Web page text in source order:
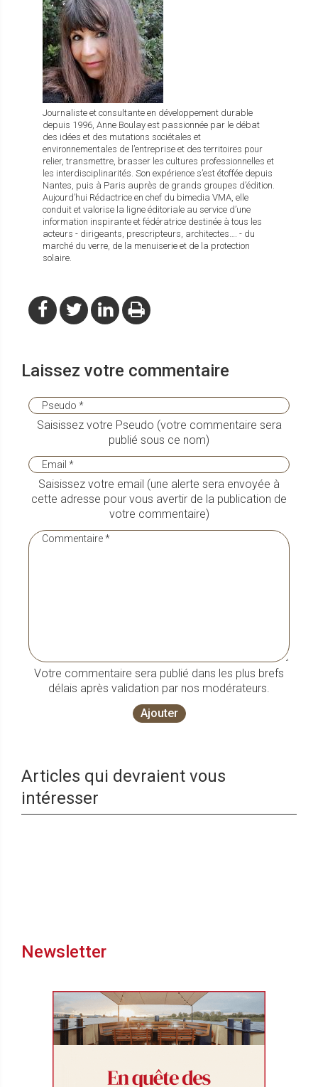
Journaliste et consultante en développement durable
depuis 1996, Anne Boulay est passionnée par le débat
des idées et des mutations sociétales et
environnementales de l’entreprise et des territoires pour
relier, transmettre, brasser les cultures professionnelles et
les interdisciplinarités. Son expérience s’est étoffée depuis
Nantes, puis à Paris auprès de grands groupes d’édition.
Aujourd’hui Rédactrice en chef du bimedia VMA, elle
conduit et valorise la ligne éditoriale au service d’une
information inspirante et fédératrice destinée à tous les
acteurs - dirigeants, prescripteurs, architectes…. - du
marché du verre, de la menuiserie et de la protection
solaire.
Laissez votre commentaire
Saisissez votre Pseudo (votre commentaire sera
publié sous ce nom)
Saisissez votre email (une alerte sera envoyée à
cette adresse pour vous avertir de la publication de
votre commentaire)
Votre commentaire sera publié dans les plus brefs
délais après validation par nos modérateurs.
Ajouter
Articles qui devraient vous
intéresser
Newsletter